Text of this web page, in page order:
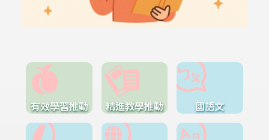
有效學習推動 精進教學推動 國語文